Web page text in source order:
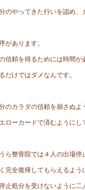
のやってきた行いを認め、
があります。
信頼を得るためには時間が
だけではダメなんです。
のカラダの信頼を崩さぬよ
ローカードで済むようにし
ら整骨院では４人の出場停
完全復帰してもらえるよう
止処分を受けないように二